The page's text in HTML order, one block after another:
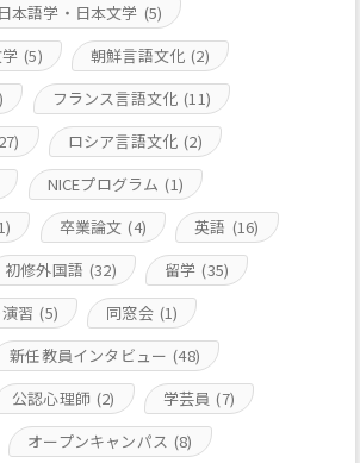
日本語学・日本文学 (5)
(5) 朝鮮言語文化 (2)
フランス言語文化 (11)
ロシア言語文化 (2)
NICEプログラム (1)
卒業論文 (4) 英語 (16)
初修外国語 (32) 留学 (35)
習 (5) 同窓会 (1)
新任教員インタビュー (48)
公認心理師 (2) 学芸員 (7)
オープンキャンパス (8)